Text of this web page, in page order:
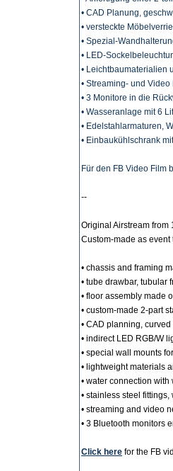
• CAD Planung,
• versteckte
• Spezial-
• LED-
• Leichtbaumaterialien
• Streaming- und Video
• 3 Monitore in die
• Wasseranlage mit 6
• Edelstahlarmaturen,
• Einbaukühlschrank
Für den FB Video Film
--
Original Airstream from
Custom-made as event
• chassis and framing
• tube drawbar, tubular
• floor assembly made
• custom-made 2-part
• CAD planning,
• indirect LED RGB/W
• special wall mounts
• lightweight materials
• water connection with
• stainless steel fittings,
• streaming and video
• 3 Bluetooth monitors
Click here for the FB